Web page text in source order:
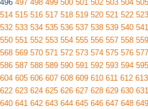
496 497 498 499 500 501 502 503 504 505
514 515 516 517 518 519 520 521 522 523
532 533 534 535 536 537 538 539 540 541
550 551 552 553 554 555 556 557 558 559
568 569 570 571 572 573 574 575 576 577
586 587 588 589 590 591 592 593 594 595
604 605 606 607 608 609 610 611 612 613
622 623 624 625 626 627 628 629 630 631
640 641 642 643 644 645 646 647 648 649